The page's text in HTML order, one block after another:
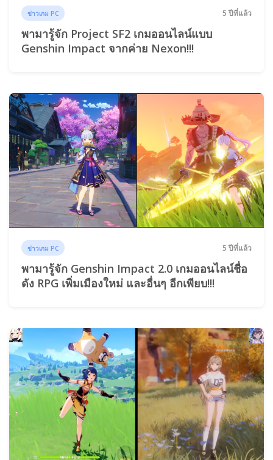
ข่าวเกม PC 5 ปีที่แล้ว
พามารู้จัก Project SF2 เกมออนไลน์แบบ
Genshin Impact จากค่าย Nexon!!!
ข่าวเกม PC 5 ปีที่แล้ว
พามารู้จัก Genshin Impact 2.0 เกมออนไลน์ชื่อ
ดัง RPG เพิ่มเมืองใหม่ และอื่นๆ อีกเพียบ!!!